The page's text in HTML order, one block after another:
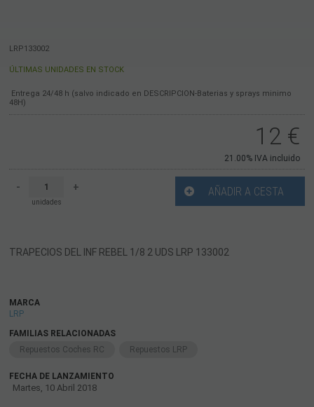
LRP133002
ÚLTIMAS UNIDADES EN STOCK
Entrega 24/48 h (salvo indicado en DESCRIPCION-Baterias y sprays minimo
48H)
12 €
21.00% IVA incluido
-
unidades
+ AÑADIR A CESTA
TRAPECIOS DEL INF REBEL 1/8 2 UDS LRP 133002
MARCA
LRP
FAMILIAS RELACIONADAS
Repuestos Coches RC
Repuestos LRP
FECHA DE LANZAMIENTO
Martes, 10 Abril 2018